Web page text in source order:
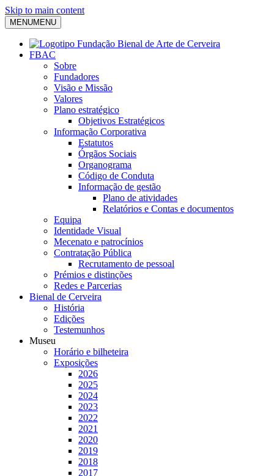
Skip to main content
MENUMENU
FBAC
Sobre
Fundadores
Visão e Missão
Valores
Plano estratégico
Objetivos Estratégicos
Informação Corporativa
Estatutos
Órgãos Sociais
Organograma
Código de Conduta
Informação de gestão
Plano de atividades
Relatórios e Contas e documentos
Equipa
Identidade Visual
Mecenato e patrocínios
Contratação Pública
Recrutamento de pessoal
Prémios e distinções
Redes e Parcerias
Bienal de Cerveira
História
Edições
Testemunhos
Museu
Horário e bilheteira
Exposições
2026
2025
2024
2023
2022
2021
2020
2019
2018
2017